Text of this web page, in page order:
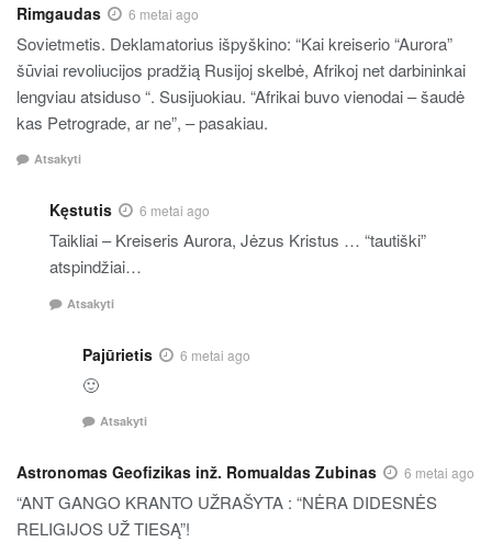
Rimgaudas 6 metai ago
Sovietmetis. Deklamatorius išpyškino: “Kai kreiserio “Aurora”
šūviai revoliucijos pradžią Rusijoj skelbė, Afrikoj net darbininkai
lengviau atsiduso “. Susijuokiau. “Afrikai buvo vienodai – šaudė
kas Petrograde, ar ne”, – pasakiau.
Atsakyti
Kęstutis 6 metai ago
Taikliai – Kreiseris Aurora, Jėzus Kristus … “tautiški”
atspindžiai…
Atsakyti
Pajūrietis 6 metai ago
🙂
Atsakyti
Astronomas Geofizikas inž. Romualdas Zubinas 6 metai ago
“ANT GANGO KRANTO UŽRAŠYTA : “NĖRA DIDESNĖS
RELIGIJOS UŽ TIESĄ”!